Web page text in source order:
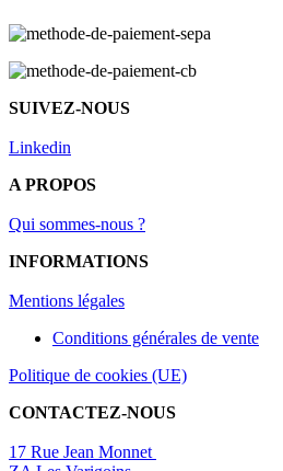
SUIVEZ-NOUS
Linkedin
A PROPOS
Qui sommes-nous ?
INFORMATIONS
Mentions légales
Conditions générales de vente
Politique de cookies (UE)
CONTACTEZ-NOUS
17 Rue Jean Monnet